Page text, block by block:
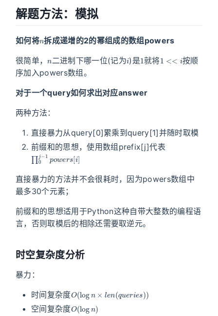
解题方法：模拟
如何将 拆成递增的2的幂组成的数组powers
很简单， 二进制下哪一位(记为 )是 就将
按顺
序加入powers数组。
对于一个query如何求出对应answer
两种方法：
直接暴力从query[0]累乘到query[1]并随时取模
前缀和的思想，使用数组prefix[j]代表
∏0j−1powers[ ]
直接暴力的方法并不会很耗时，因为powers数组中
最多30个元素；
前缀和的思想适用于Python这种自带大整数的编程语
言，否则取模后的相除还需要取逆元。
时空复杂度分析
暴力：
时间复杂度
空间复杂度
O (logn )